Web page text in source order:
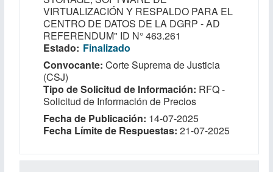
VIRTUALIZACIÓN Y RESPALDO PARA EL
CENTRO DE DATOS DE LA DGRP - AD
REFERENDUM" ID N° 463.261
Estado Finalizado
Convocante Corte Suprema de Justicia
(CSJ)
Tipo de Solicitud de Información RFQ -
Solicitud de Información de Precios
Fecha de Publicación 14-07-2025
Fecha Límite de Respuestas 21-07-2025